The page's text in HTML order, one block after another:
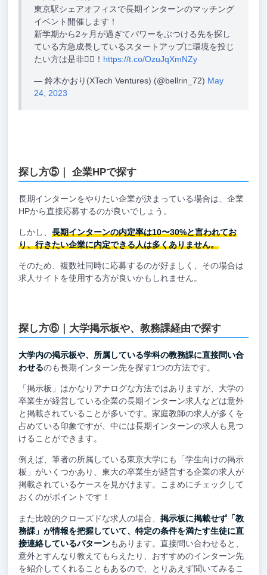
東京駅シェアオフィスで長期インターンのマッチング
イベント開催します！
新学期から2ヶ月が過ぎてパワーをぶつける先を探し
ている方急成長しているスタートアップに環境を投じ
たい方は是非🏃‍♀️！ https://t.co/OzuJqXmNZy
— 鈴木かおり(XTech Ventures) (@bellrin_72) May
24, 2023
探し方⑤｜ 企業HPで探す
長期インターンをやりたい企業が決まっている場合は、企業
HPから直接応募するのが良いでしょう。
しかし、 長期インターンの内定率は10〜30%と言われてお
り、行きたい企業に内定できる人は多くありません。
そのため、複数社同時に応募するのが好ましく、その場合は
求人サイトを使用する方が良いかもしれません。
探し方⑥｜大学掲示板や、教務課経由で探す
大学内の掲示板や、所属している学科の教務課に直接問い合
わせるのも長期インターン先を探す1つの方法です。
「掲示板」はかなりアナログな方法ではありますが、大学の
卒業生が経営している企業の長期インターン求人などは意外
と掲載されていることが多いです。家庭教師の求人が多くを
占めている印象ですが、中には長期インターンの求人も見つ
けることができます。
例えば、筆者の所属している東京大学にも「学生向けの掲示
板」がいくつかあり、東大の卒業生が経営する企業の求人が
掲載されているケースを見かけます。こまめにチェックして
おくのがポイントです！
また比較的クローズドな求人の場合、 掲示板に掲載せず「教
務課」が情報を把握していて、特定の条件を満たす生徒に直
接連絡しているパターンもあります。直接問い合わせると、
意外とすんなり教えてもらえたり、おすすめのインターン先
を紹介してくれることもあるので、とりあえず聞いてみるこ